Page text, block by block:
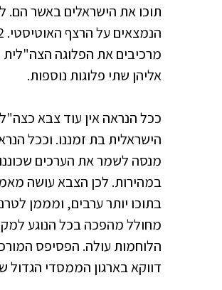
תוכו את הישראלים באשר הם.
מרכיבים את הפלוגה הצה"לית
אליהן שתי פלוגות נוספות.
ככל הנראה אין עוד צבא
הישראלית בת זמננו. וככל
מנסה לשמר את הערכים
במהירות. לכן הצבא עושה
בתוכו יותר ערבים, ומממן
מחולל מהפכה בכל הנוגע
הלוחמות עולה. הפסיפס
דווקא בארגון הממסדי הגדול